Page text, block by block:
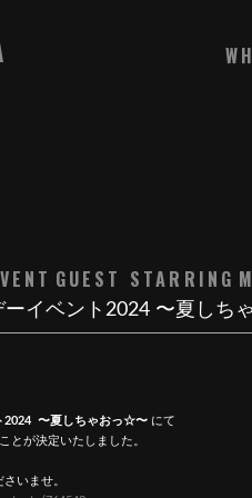
GUEST STARRING
ーイベント2024 〜夏し
2024 〜夏しちゃおっ☆〜 にて
とが決定いたしました。
いませ。